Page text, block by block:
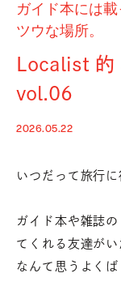
ガイド本には載
ツウな場所。
Localist 的
vol.06
2026.05.22
いつだって旅行に
ガイド本や雑誌
てくれる友達がい
なんて思うよくば